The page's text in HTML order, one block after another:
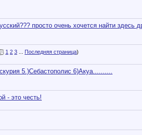
просто очень хочется найти здесь
1 2 3 Последняя страница)
5.)Себастополис 6)Акуа..........
- это честь!